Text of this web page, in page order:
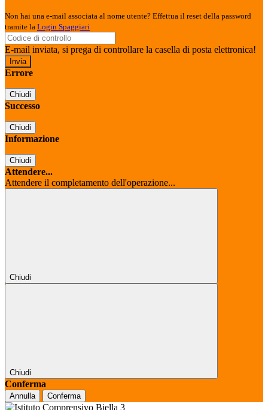
Non hai una e-mail associata al nome utente? Effettua il reset della password
tramite la Login Spaggiari
E-mail inviata, si prega di controllare la casella di posta elettronica!
Errore
Chiudi
Successo
Chiudi
Informazione
Chiudi
Attendere...
Attendere il completamento dell'operazione...
Chiudi
Chiudi
Conferma
Annulla Conferma